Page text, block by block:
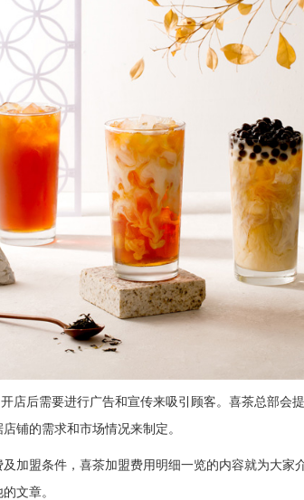
后需要进行广告和宣传来吸引顾客。喜茶总部会
铺的需求和市场情况来制定。
盟条件，喜茶加盟费用明细一览的内容就为大家
文章。